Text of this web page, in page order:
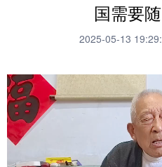
财经
科技 科创
文化 书画
国需要
2025-05-13